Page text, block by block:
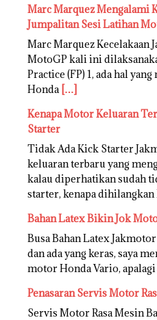
Marc Marquez Mengalami
Jumpalitan Sesi Latihan
Marc Marquez Kecelakaan
MotoGP kali ini
Practice (FP) 1, ada hal
Honda […]
Kenapa Motor Keluaran
Starter
Tidak Ada Kick Starter
keluaran terbaru yang
kalau diperhatikan sudah
starter, kenapa
Bahan Latex Bikin Jok
Busa Bahan Latex
dan ada yang keras, saya
motor Honda Vario,
Penasaran Servis Motor
Servis Motor Rasa Mesin